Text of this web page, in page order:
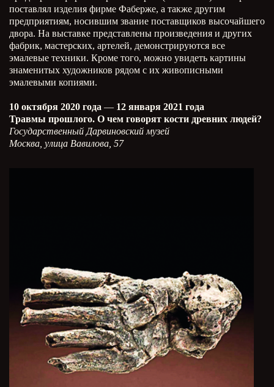
поставлял изделия фирме Фаберже, а также другим
предприятиям, носившим звание поставщиков высочайшего
двора. На выставке представлены произведения и других
фабрик, мастерских, артелей, демонстрируются все
эмалевые техники. Кроме того, можно увидеть картины
знаменитых художников рядом с их живописными
эмалевыми копиями.
10 октября 2020 года — 12 января 2021 года
Травмы прошлого. О чем говорят кости древних людей?
Государственный Дарвиновский музей
Москва, улица Вавилова, 57